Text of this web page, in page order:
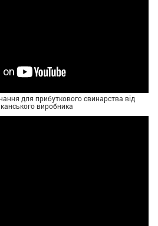
для прибуткового свинарства від
виробника